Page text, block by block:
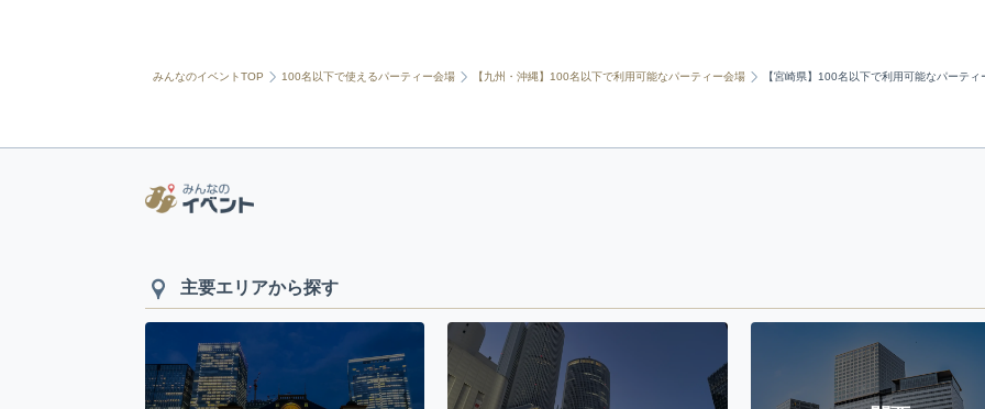
みんなのイベントTOP 100名以下で使えるパーティー会場 【九州・沖縄】100名以下で利用可能なパーティー会場 【宮崎県】100名以下で利用可能なパーティ
主要エリアから探す